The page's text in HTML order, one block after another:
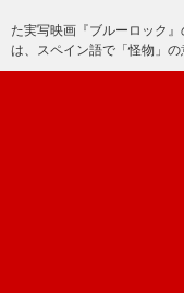
た実写映画『ブルーロック
は、スペイン語で「怪物」